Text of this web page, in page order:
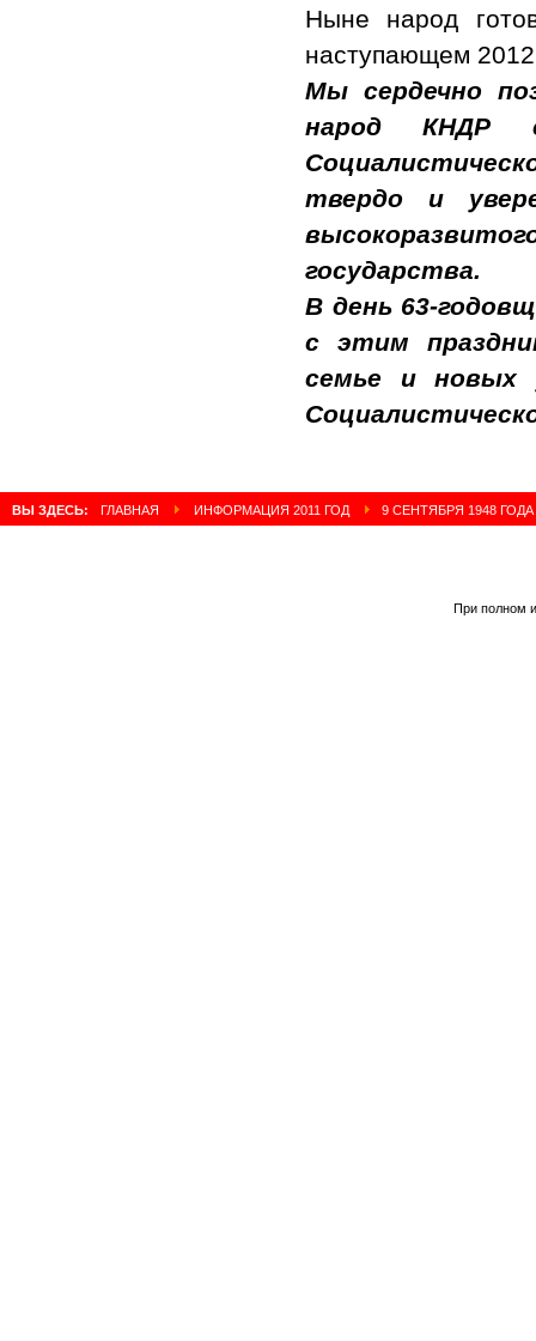
Ныне народ
наступающем 2012
Мы сердечно
народ КНДР
твердо и
государства.
В день 63-
с этим
семье и новых
ВЫ ЗДЕСЬ: ГЛАВНАЯ ИНФОРМАЦИЯ 2011 ГОД 9 СЕНТЯБРЯ 1948
При полном